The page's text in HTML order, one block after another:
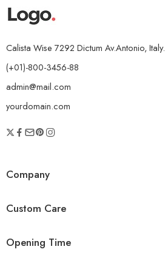
Calista Wise 7292 Dictum Av.Antonio, Italy.
(+01)-800-3456-88
admin@mail.com
yourdomain.com
Company
Custom Care
Opening Time